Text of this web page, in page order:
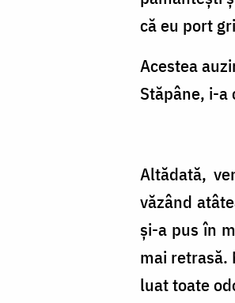
că eu port
Acestea
Stăpâne, i-
Altădată,
văzând
și-a pus în
mai retrasă.
luat toate